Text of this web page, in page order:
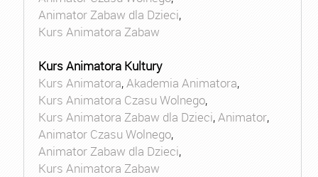
Animator Zabaw dla Dzieci,
Kurs Animatora Zabaw
Kurs Animatora Kultury
Kurs Animatora,Akademia Animatora,
Kurs Animatora Czasu Wolnego,
Kurs Animatora Zabaw dla Dzieci,Animator,
Animator Czasu Wolnego,
Animator Zabaw dla Dzieci,
Kurs Animatora Zabaw